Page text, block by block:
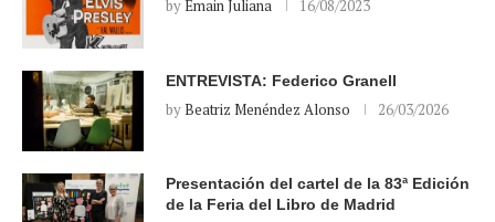
byEmain Juliana 16/08/2023
ENTREVISTA: Federico Granell
byBeatriz Menéndez Alonso 26/03/2026
Presentación del cartel de la 83ª Edición
de la Feria del Libro de Madrid